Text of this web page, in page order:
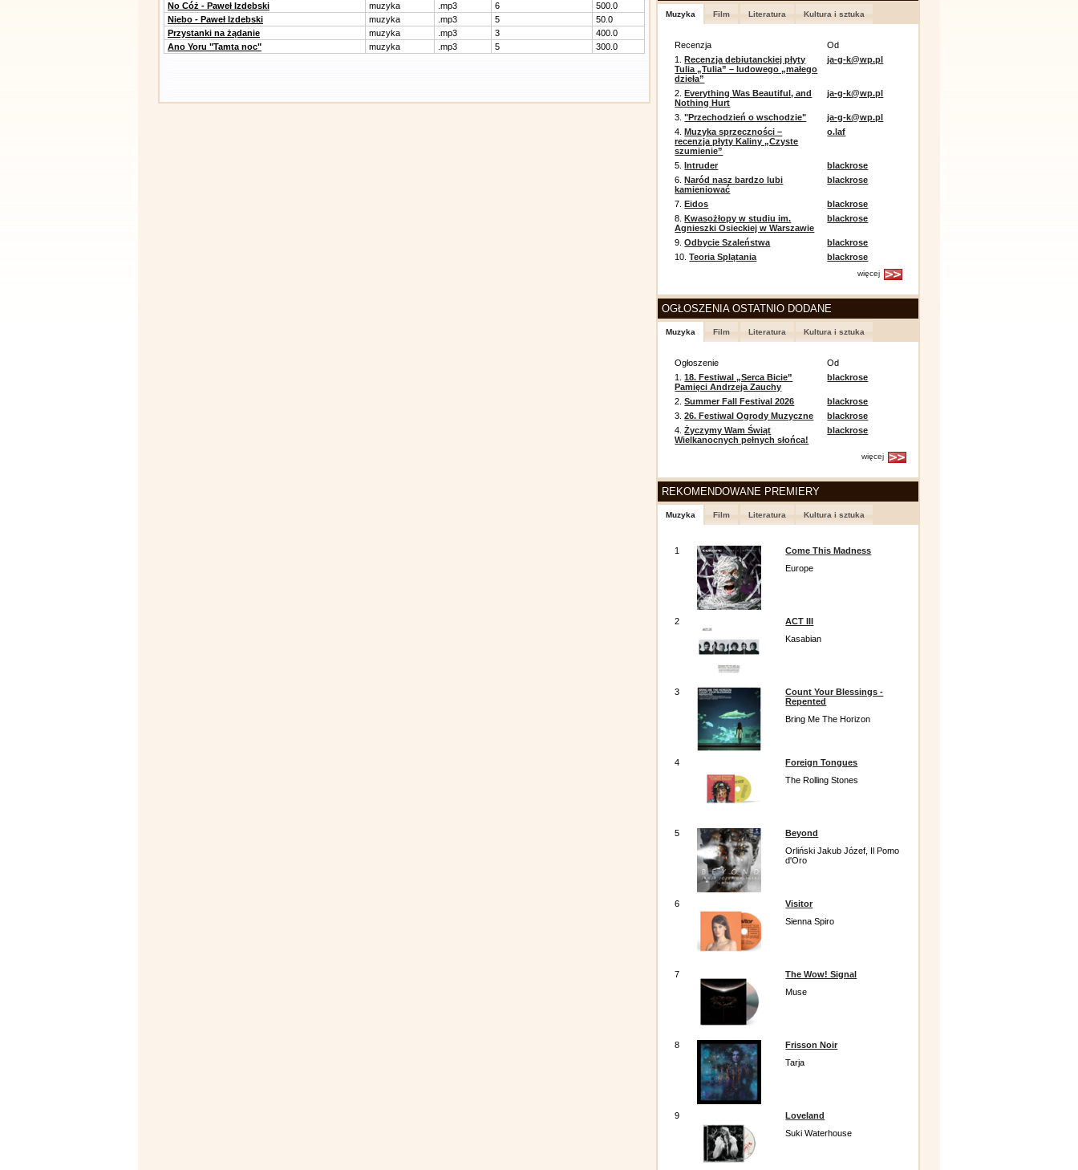
No Cóż - Paweł Izdebski
muzyka .mp3 6
500.0
Niebo - Paweł Izdebski
muzyka .mp3 5
50.0
Przystanki na żądanie
muzyka .mp3 3
400.0
Ano Yoru "Tamta noc"
muzyka .mp3 5 300.0
Muzyka Film Literatura Kultura i sztuka
Recenzja
Od
1.Recenzja debiutanckiej płyty
Tulia „Tulia” – ludowego „małego
dzieła”
ja-g-k@wp.pl
2.Everything Was Beautiful, and
Nothing Hurt
ja-g-k@wp.pl
3."Przechodzień o wschodzie"
ja-g-k@wp.pl
4.Muzyka sprzeczności –
recenzja płyty Kaliny „Czyste
szumienie”
o.laf
5.Intruder
blackrose
6.Naród nasz bardzo lubi
kamieniować
blackrose
7.Eidos
blackrose
8.Kwasożłopy w studiu im.
Agnieszki Osieckiej w Warszawie
blackrose
9.Odbycie Szaleństwa
blackrose
10.Teoria Splątania blackrose
więcej
OGŁOSZENIA OSTATNIO DODANE
Muzyka Film Literatura Kultura i sztuka
Ogłoszenie
Od
1.18. Festiwal „Serca Bicie”
Pamięci Andrzeja Zauchy
blackrose
2.Summer Fall Festival 2026
blackrose
3.26. Festiwal Ogrody Muzyczne
blackrose
4.Życzymy Wam Świąt
Wielkanocnych pełnych słońca!
blackrose
więcej
REKOMENDOWANE PREMIERY
Muzyka Film Literatura Kultura i sztuka
1
Come This Madness
Europe
2
ACT III
Kasabian
3
Count Your Blessings -
Repented
Bring Me The Horizon
4
Foreign Tongues
The Rolling Stones
5
Beyond
Orliński Jakub Józef, Il Pomo
d'Oro
6
Visitor
Sienna Spiro
7
The Wow! Signal
Muse
8
Frisson Noir
Tarja
9
Loveland
Suki Waterhouse